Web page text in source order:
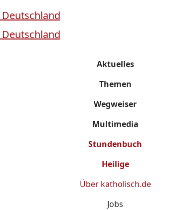
Aktuelles
Themen
Wegweiser
Multimedia
Stundenbuch
Heilige
Über katholisch.de
Jobs